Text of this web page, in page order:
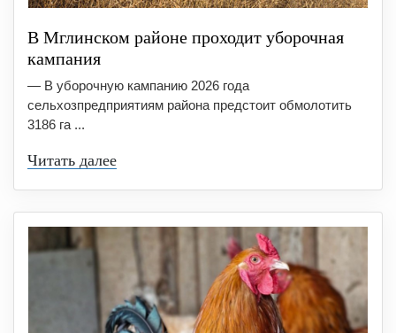
В Мглинском районе проходит уборочная
кампания
— В уборочную кампанию 2026 года
сельхозпредприятиям района предстоит обмолотить
3186 га ...
Читать далее